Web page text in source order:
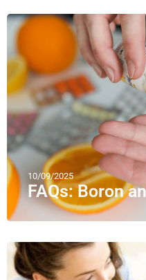
10/09/2025
FAQs: Boron